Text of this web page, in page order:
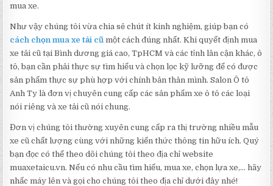
mua xe.
Như vậy chúng tôi vừa chia sẻ chút ít kinh nghiệm, giúp bạn có
cách chọn mua xe tải cũ một cách đúng nhất. Khi quyết định mua
xe tải cũ tại Bình dương giá cao, TpHCM và các tỉnh lân cận khác, ô
tô, bạn cần phải thực sự tìm hiểu và chọn lọc kỹ lưỡng để có được
sản phẩm thực sự phù hợp với chính bản thân mình. Salon Ô tô
Anh Ty là đơn vị chuyên cung cấp các sản phẩm xe ô tô các loại
nói riêng và xe tải cũ nói chung.
Đơn vị chúng tôi thường xuyên cung cấp ra thị trường nhiều mẫu
xe cũ chất lượng cùng với những kiến thức thông tin hữu ích. Quý
bạn đọc có thể theo dõi chúng tôi theo địa chỉ website
muaxetaicu.vn. Nếu có nhu cầu tìm hiểu, mua xe, chọn lựa xe,… hãy
nhấc máy lên và gọi cho chúng tôi theo địa chỉ dưới đây nhé!